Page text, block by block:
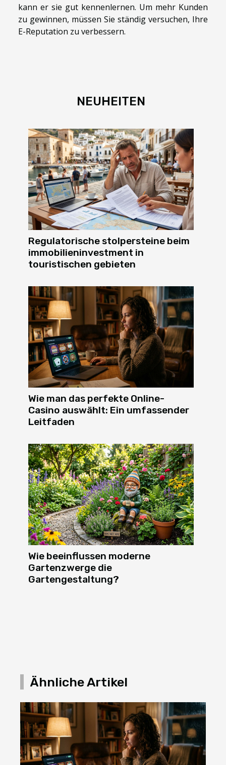
kann er sie gut kennenlernen. Um mehr Kunden
zu gewinnen, müssen Sie ständig versuchen, Ihre
E-Reputation zu verbessern.
NEUHEITEN
Regulatorische stolpersteine beim
immobilieninvestment in
touristischen gebieten
Wie man das perfekte Online-
Casino auswählt: Ein umfassender
Leitfaden
Wie beeinflussen moderne
Gartenzwerge die
Gartengestaltung?
Ähnliche Artikel